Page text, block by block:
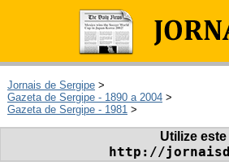
Jornais de Sergipe >
Gazeta de Sergipe - 1890 a 2004 >
Gazeta de Sergipe - 1981 >
Utilize
http://